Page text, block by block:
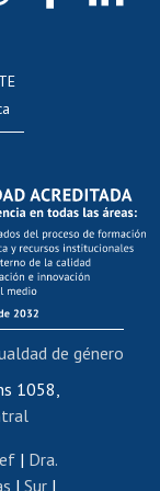
1058,
| Dra.
| Sur |
de género